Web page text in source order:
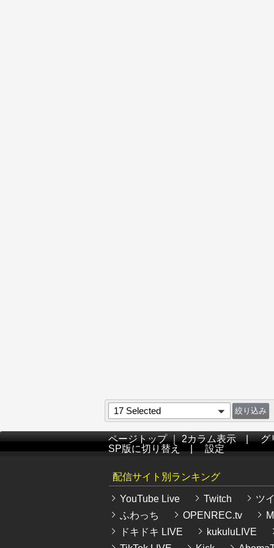
17 Selected
ページトップ｜2カラム表示|グ
SP版に切り替え
設定
配信サイト別ランキング
YouTube Live Twitch
ツ
ふわっち
OPENREC.tv
ドキドキ LIVE
kukuluLIVE